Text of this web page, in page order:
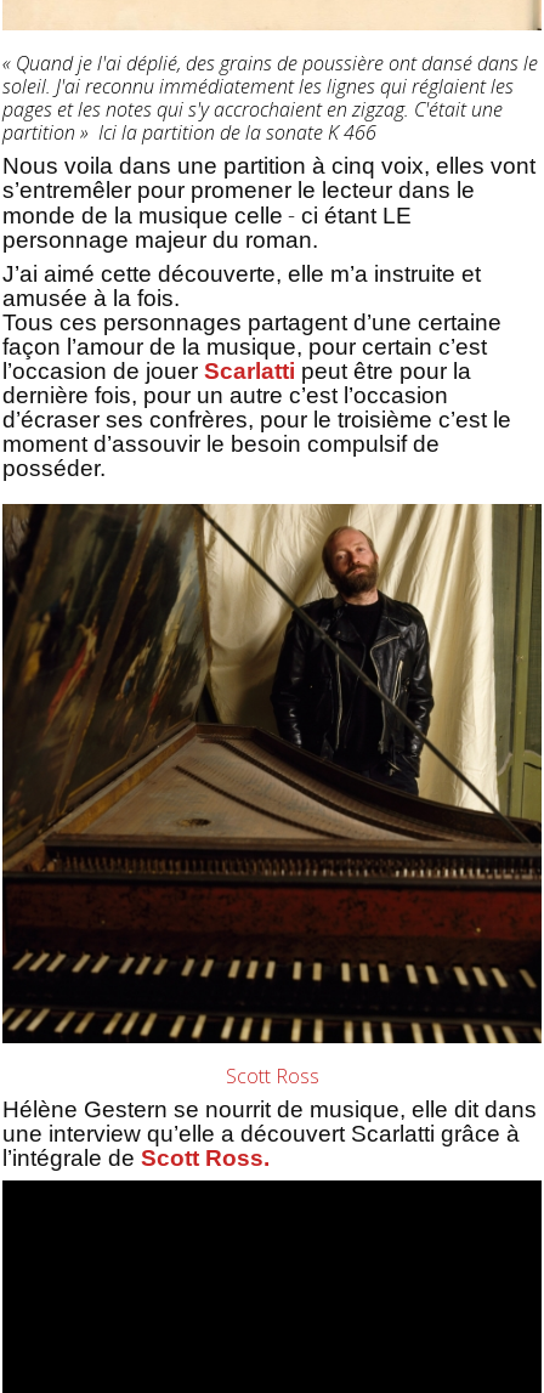
« Quand je l'ai déplié, des grains de poussière ont dansé dans le
soleil. J'ai reconnu immédiatement les lignes qui réglaient les
pages et les notes qui s'y accrochaient en zigzag. C'était une
partition » Ici la partition de la sonate K 466
Nous voila dans une partition à cinq voix, elles vont
s’entremêler pour promener le lecteur dans le
monde de la musique celle - ci étant LE
personnage majeur du roman.
J’ai aimé cette découverte, elle m’a instruite et
amusée à la fois.
Tous ces personnages partagent d’une certaine
façon l’amour de la musique, pour certain c’est
l’occasion de jouer Scarlatti peut être pour la
dernière fois, pour un autre c’est l’occasion
d’écraser ses confrères, pour le troisième c’est le
moment d’assouvir le besoin compulsif de
posséder.
Scott Ross
Hélène Gestern se nourrit de musique, elle dit dans
une interview qu’elle a découvert Scarlatti grâce à
l’intégrale de Scott Ross.